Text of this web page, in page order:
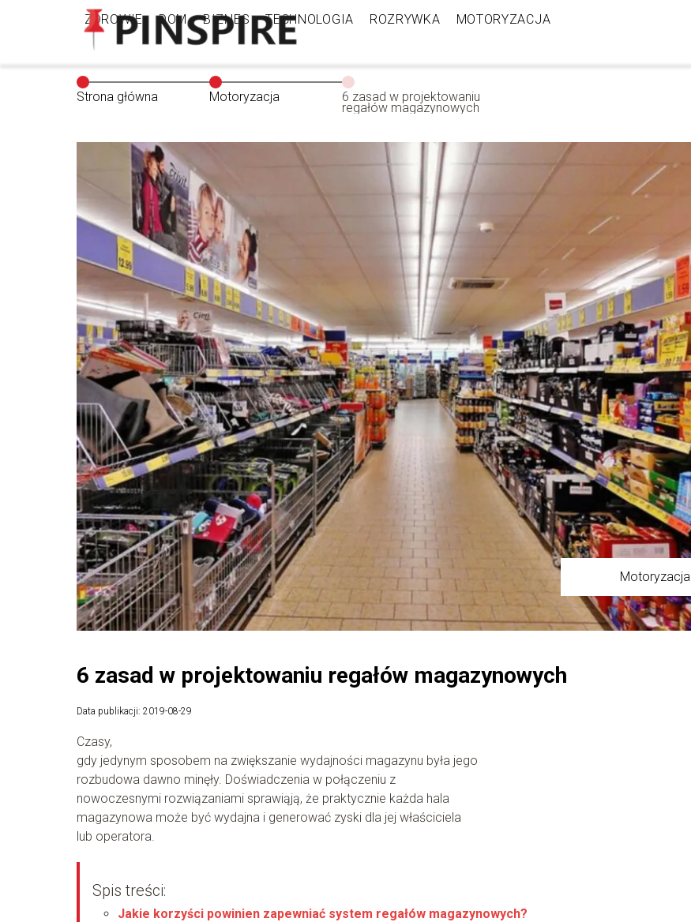
ZDROWIE DOM BIZNES TECHNOLOGIA ROZRYWKA MOTORYZACJA
Strona główna Motoryzacja 6 zasad w projektowaniu
regałów magazynowych
Motoryzacja
6 zasad w projektowaniu regałów magazynowych
Data publikacji: 2019-08-29
Czasy,
gdy jedynym sposobem na zwiększanie wydajności magazynu była jego
rozbudowa dawno minęły. Doświadczenia w połączeniu z
nowoczesnymi rozwiązaniami sprawiąją, że praktycznie każda hala
magazynowa może być wydajna i generować zyski dla jej właściciela
lub operatora.
Spis treści:
Jakie korzyści powinien zapewniać system regałów magazynowych?